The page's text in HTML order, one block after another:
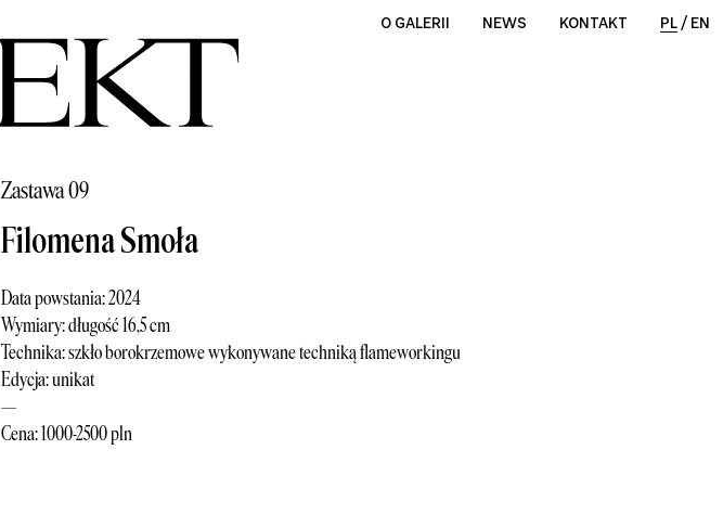
O GALERII NEWS KONTAKT PL / EN
Zastawa 09
Filomena Smoła
Data powstania: 2024
Wymiary: długość 16,5 cm
Technika: szkło borokrzemowe wykonywane techniką flameworkingu
Edycja: unikat
—
Cena: 1000-2500 pln